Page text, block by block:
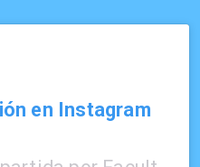
en Instagram